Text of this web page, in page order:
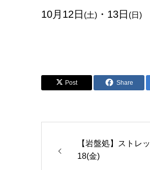
10月12日 (土) ・13日 (日)
Post Share
【岩盤処】ストレ
18(金)